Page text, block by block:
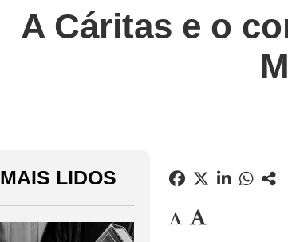
A Cáritas e o
MAIS LIDOS